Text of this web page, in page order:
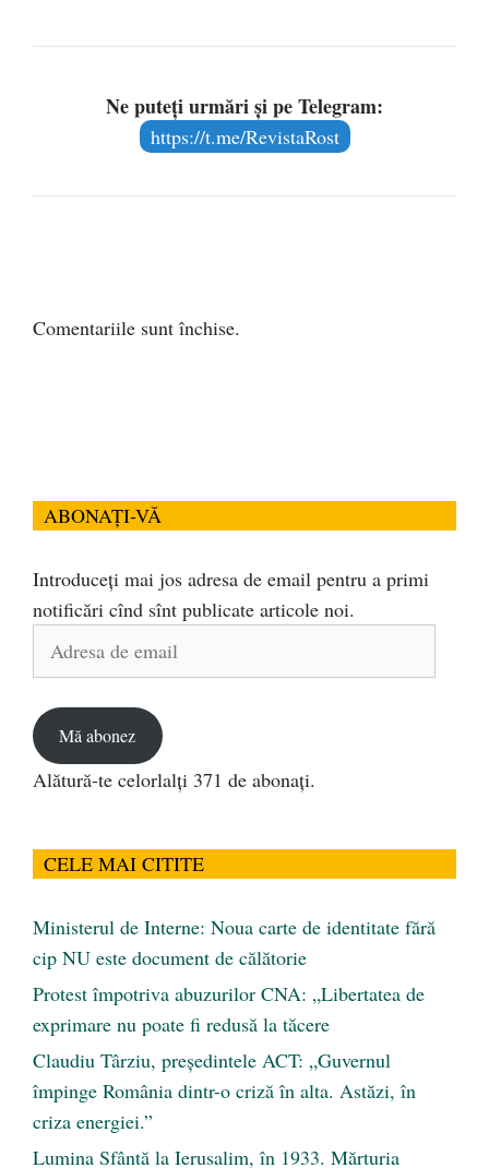
Ne puteți urmări și pe Telegram:
https://t.me/RevistaRost
Comentariile sunt închise.
ABONAȚI-VĂ
Introduceți mai jos adresa de email pentru a primi
notificări cînd sînt publicate articole noi.
Adresa
Mă abonez
Alătură-te celorlalți 371 de abonați.
CELE MAI CITITE
Ministerul de Interne: Noua carte de identitate fără
cip NU este document de călătorie
Protest împotriva abuzurilor CNA: „Libertatea de
exprimare nu poate fi redusă la tăcere
Claudiu Târziu, președintele ACT: „Guvernul
împinge România dintr-o criză în alta. Astăzi, în
criza energiei.”
Lumina Sfântă la Ierusalim, în 1933. Mărturia